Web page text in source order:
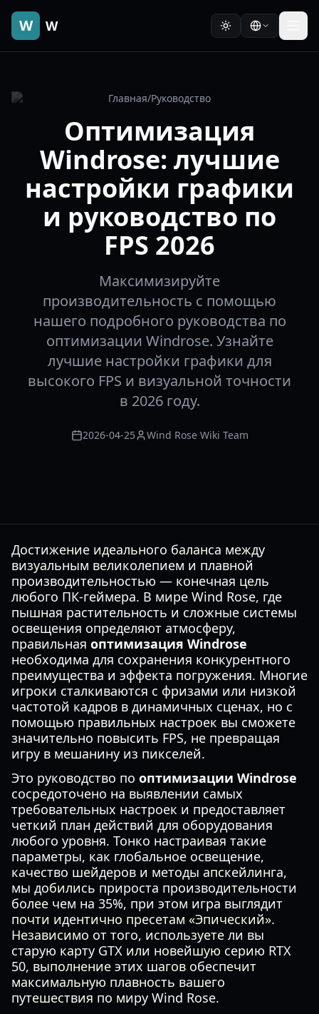
W W
Главная/Руководство
Оптимизация
Windrose: лучшие
настройки графики
и руководство по
FPS 2026
Максимизируйте
производительность с помощью
нашего подробного руководства по
оптимизации Windrose. Узнайте
лучшие настройки графики для
высокого FPS и визуальной точности
в 2026 году.
2026-04-25 Wind Rose Wiki Team
Достижение идеального баланса между
визуальным великолепием и плавной
производительностью — конечная цель
любого ПК-геймера. В мире Wind Rose, где
пышная растительность и сложные системы
освещения определяют атмосферу,
правильная оптимизация Windrose
необходима для сохранения конкурентного
преимущества и эффекта погружения. Многие
игроки сталкиваются с фризами или низкой
частотой кадров в динамичных сценах, но с
помощью правильных настроек вы сможете
значительно повысить FPS, не превращая
игру в мешанину из пикселей.
Это руководство по оптимизации Windrose
сосредоточено на выявлении самых
требовательных настроек и предоставляет
четкий план действий для оборудования
любого уровня. Тонко настраивая такие
параметры, как глобальное освещение,
качество шейдеров и методы апскейлинга,
мы добились прироста производительности
более чем на 35%, при этом игра выглядит
почти идентично пресетам «Эпический».
Независимо от того, используете ли вы
старую карту GTX или новейшую серию RTX
50, выполнение этих шагов обеспечит
максимальную плавность вашего
путешествия по миру Wind Rose.